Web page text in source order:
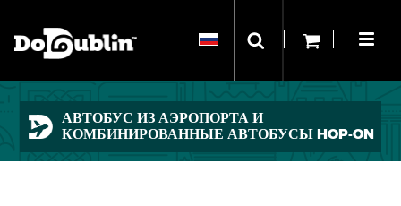
АВТОБУС ИЗ АЭРОПОРТА И
КОМБИНИРОВАННЫЕ АВТОБУСЫ HOP-ON
HOP-OFF